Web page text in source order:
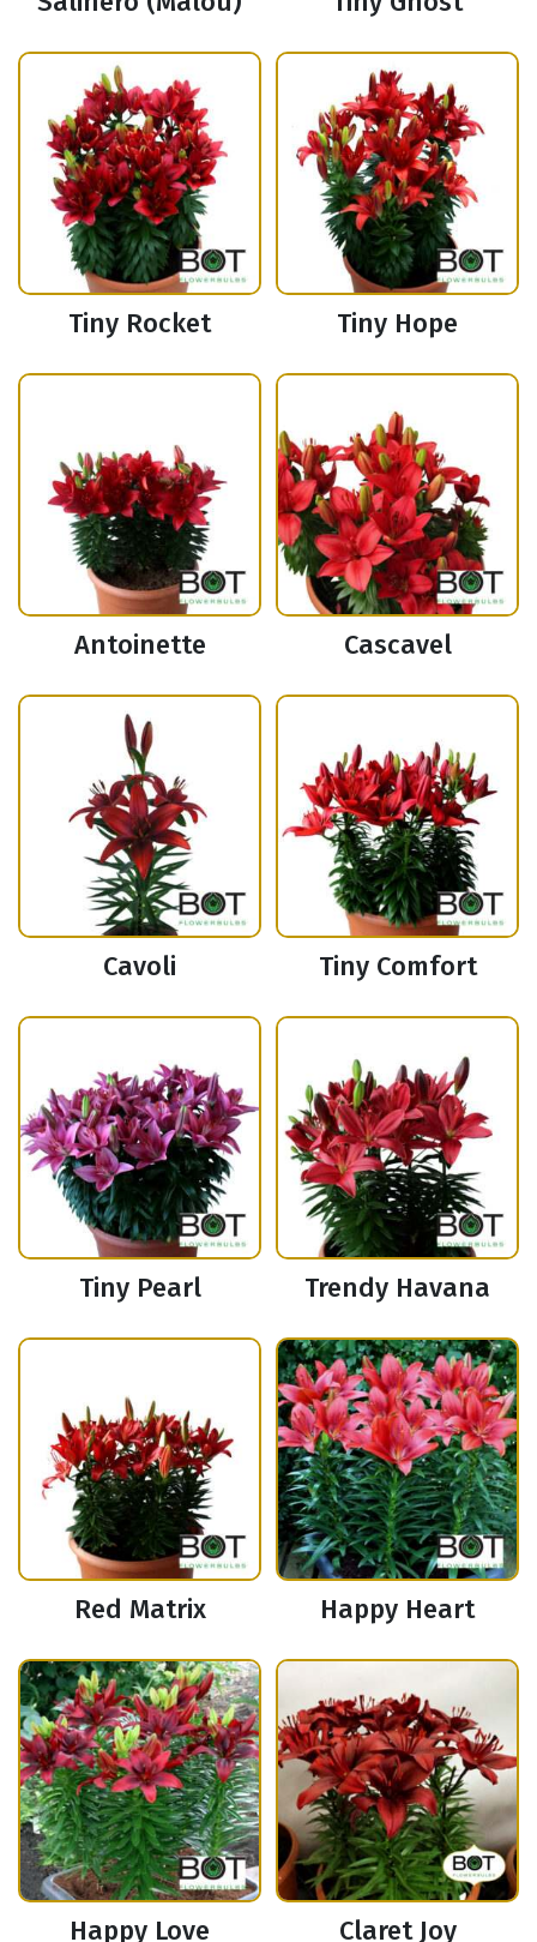
Tiny Rocket Tiny Hope
Antoinette Cascavel
Cavoli Tiny Comfort
Tiny Pearl Trendy Havana
Red Matrix Happy Heart
Happy Love Claret Joy